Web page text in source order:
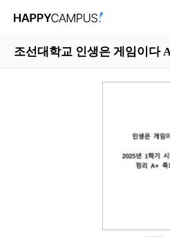
조선대학교 인생은 게임이다